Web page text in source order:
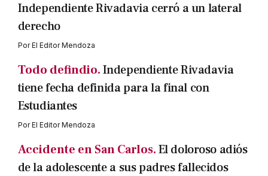
Independiente Rivadavia cerró a un lateral
derecho
PorEl Editor Mendoza
Todo defindio.Independiente Rivadavia
tiene fecha definida para la final con
Estudiantes
PorEl Editor Mendoza
Accidente en San Carlos.El doloroso adiós
de la adolescente a sus padres fallecidos